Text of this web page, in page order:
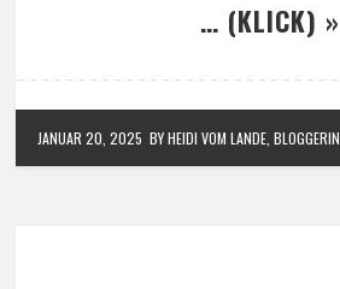
… (KLICK) »
JANUAR 20, 2025 BY HEIDI VOM LANDE, BLOGGERIN